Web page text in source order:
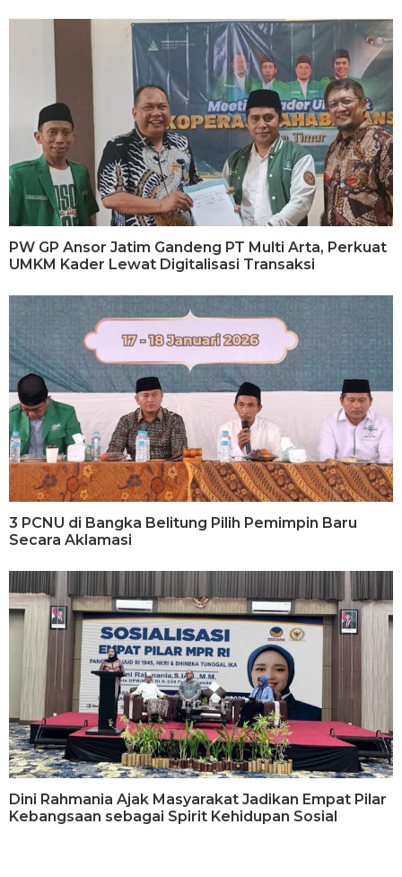
PW GP Ansor Jatim Gandeng PT Multi Arta, Perkuat
UMKM Kader Lewat Digitalisasi Transaksi
3 PCNU di Bangka Belitung Pilih Pemimpin Baru
Secara Aklamasi
Dini Rahmania Ajak Masyarakat Jadikan Empat Pilar
Kebangsaan sebagai Spirit Kehidupan Sosial